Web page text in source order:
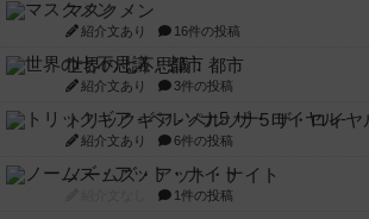
マスクメン
紹介文あり 16件の投稿
世界の七不思議：都市
紹介文あり 3件の投稿
トリックギア - ペルソナ5 ザ・ロイヤ
紹介文あり 6件の投稿
ノームズ・アット・ナイト
1件の投稿